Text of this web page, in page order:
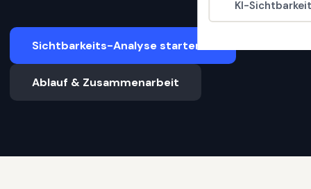
KI-
Sichtbarkeits-Analyse starten
Ablauf & Zusammenarbeit